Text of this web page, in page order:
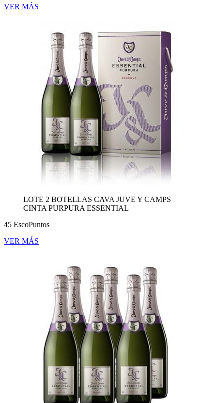
VER MÁS
LOTE 2 BOTELLAS CAVA JUVE Y CAMPS
CINTA PURPURA ESSENTIAL
45 EscoPuntos
VER MÁS